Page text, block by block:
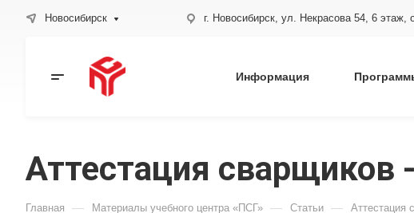
Новосибирск г. Новосибирск, ул. Некрасова 54, 6 этаж,
Информация
Аттестация сварщиков
Главная — Материалы учебного центра «ПСГ» — Статьи — Аттестация